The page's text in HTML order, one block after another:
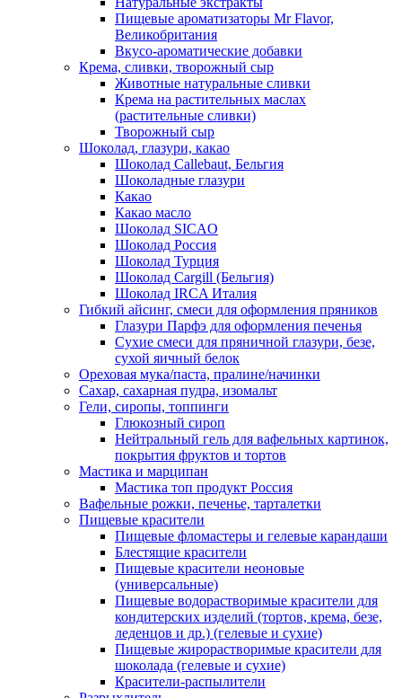
Пищевые ароматизаторы Mr Flavor,
Великобритания
Вкусо-ароматические добавки
Крема, сливки, творожный сыр
Животные натуральные сливки
Крема на растительных маслах
(растительные сливки)
Творожный сыр
Шоколад, глазури, какао
Шоколад Callebaut, Бельгия
Шоколадные глазури
Какао
Какао масло
Шоколад SICAO
Шоколад Россия
Шоколад Турция
Шоколад Cargill (Бельгия)
Шоколад IRCA Италия
Гибкий айсинг, смеси для оформления пряников
Глазури Парфэ для оформления печенья
Сухие смеси для пряничной глазури, безе,
сухой яичный белок
Ореховая мука/паста, пралине/начинки
Сахар, сахарная пудра, изомальт
Гели, сиропы, топпинги
Глюкозный сироп
Нейтральный гель для вафельных картинок,
покрытия фруктов и тортов
Мастика и марципан
Мастика топ продукт Россия
Вафельные рожки, печенье, тарталетки
Пищевые красители
Пищевые фломастеры и гелевые карандаши
Блестящие красители
Пищевые красители неоновые
(универсальные)
Пищевые водорастворимые красители для
кондитерских изделий (тортов, крема, безе,
леденцов и др.) (гелевые и сухие)
Пищевые жирорастворимые красители для
шоколада (гелевые и сухие)
Красители-распылители